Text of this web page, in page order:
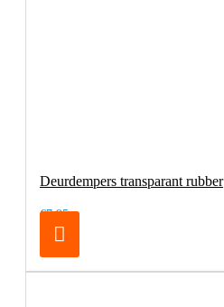
Deurdempers transparant rubber
€7,95